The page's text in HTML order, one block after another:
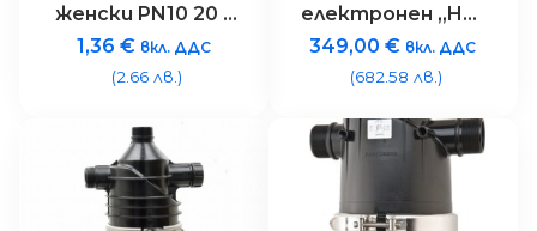
женски PN10 20 x
¾” – с холендър
за тръба
1,36€ вкл. ДДС
(2.66 лв.)
електронен „HC-
075-FLOW“ – 3/4″
349,00€ вкл. ДДС
(682.58 лв.)